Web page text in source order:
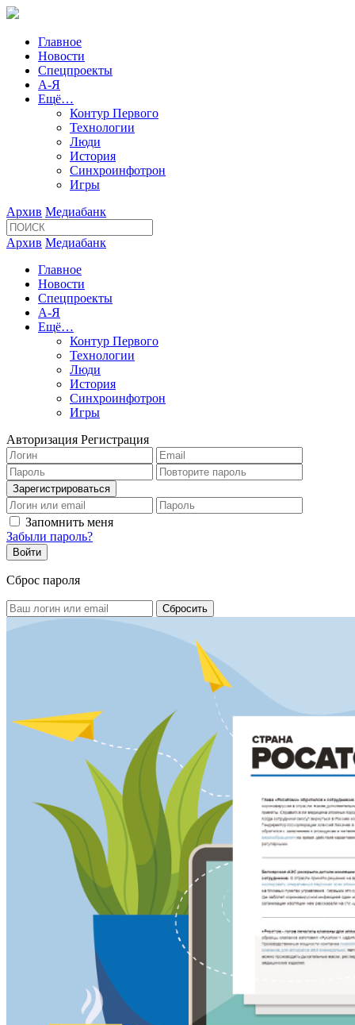
Главное
Новости
Спецпроекты
А-Я
Ещё…
Контур Первого
Технологии
Люди
История
Синхроинфотрон
Игры
Архив Медиабанк
Архив Медиабанк
Главное
Новости
Спецпроекты
А-Я
Ещё…
Контур Первого
Технологии
Люди
История
Синхроинфотрон
Игры
Авторизация Регистрация
Запомнить меня
Забыли пароль?
Сброс пароля